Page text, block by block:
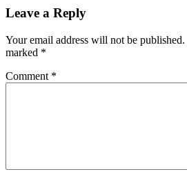
Leave a Reply
Your email address will not be published.
marked *
Comment *